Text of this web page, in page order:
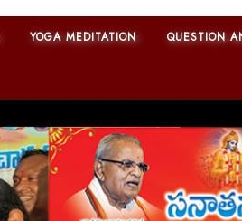
YOGA MEDITATION QUESTION